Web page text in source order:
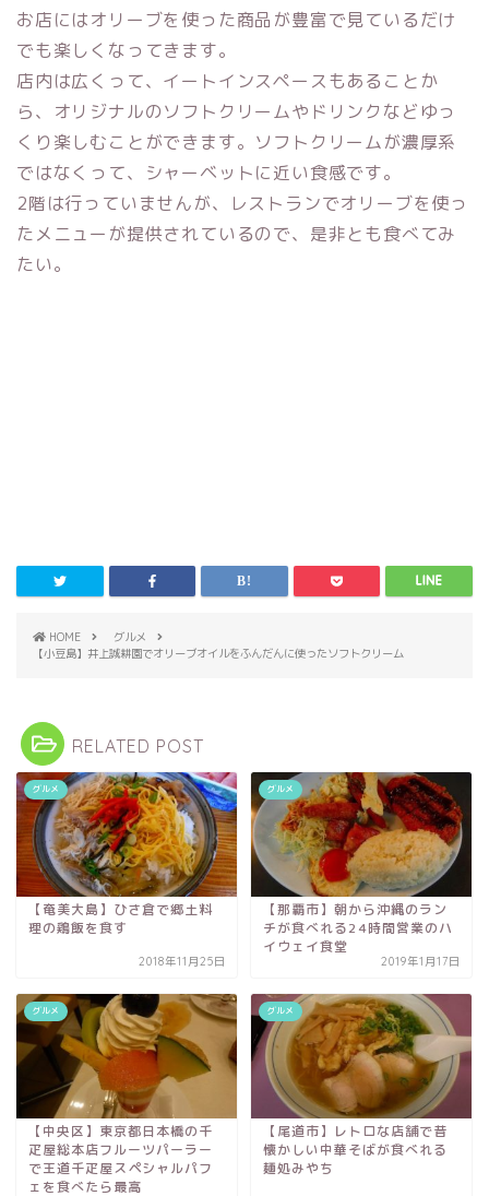
お店にはオリーブを使った商品が豊富で見ているだけ
でも楽しくなってきます。
店内は広くって、イートインスペースもあることか
ら、オリジナルのソフトクリームやドリンクなどゆっ
くり楽しむことができます。ソフトクリームが濃厚系
ではなくって、シャーベットに近い食感です。
2階は行っていませんが、レストランでオリーブを使っ
たメニューが提供されているので、是非とも食べてみ
たい。
HOME
グルメ
【小豆島】井上誠耕園でオリーブオイルをふんだんに使ったソフトクリーム
RELATED POST
グルメ
【奄美大島】ひさ倉で郷土料
理の鶏飯を食す
2018年11月25日
グルメ
【那覇市】朝から沖縄のラン
チが食べれる24時間営業のハ
イウェイ食堂
2019年1月17日
グルメ
【中央区】東京都日本橋の千
疋屋総本店フルーツパーラー
で王道千疋屋スペシャルパフ
ェを食べたら最高
グルメ
【尾道市】レトロな店舗で昔
懐かしい中華そばが食べれる
麺処みやち